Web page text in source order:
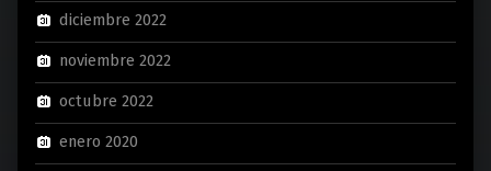
diciembre 2022
noviembre 2022
octubre 2022
enero 2020